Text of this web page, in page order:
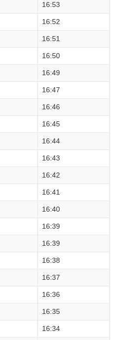
16:53
16:52
16:51
16:50
16:49
16:47
16:46
16:45
16:44
16:43
16:42
16:41
16:40
16:39
16:39
16:38
16:37
16:36
16:35
16:34